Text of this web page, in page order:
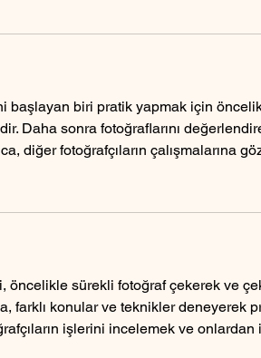
başlayan biri pratik yapmak için
Daha sonra fotoğraflarını
diğer fotoğrafçıların çalışmalarına
öncelikle sürekli fotoğraf çekerek ve
farklı konular ve teknikler deneyerek
işlerini incelemek ve